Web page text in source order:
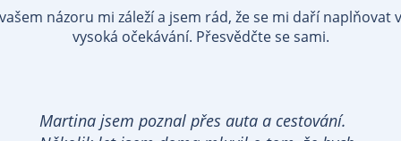
názoru mi záleží a jsem rád, že se mi daří naplňovat
vysoká očekávání. Přesvědčte se sami.
Martina jsem poznal přes auta a cestování.